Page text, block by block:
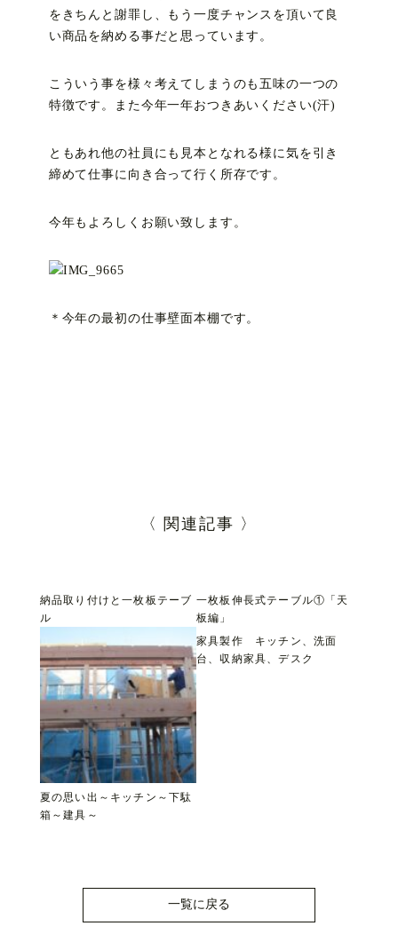
をきちんと謝罪し、もう一度チャンスを頂いて良
い商品を納める事だと思っています。
こういう事を様々考えてしまうのも五味の一つの
特徴です。また今年一年おつきあいください(汗)
ともあれ他の社員にも見本となれる様に気を引き
締めて仕事に向き合って行く所存です。
今年もよろしくお願い致します。
＊今年の最初の仕事壁面本棚です。
〈 関連記事 〉
納品取り付けと一枚板テーブ
ル
一枚板伸長式テーブル①「天
板編」
夏の思い出～キッチン～下駄
箱～建具～
家具製作 キッチン、洗面
台、収納家具、デスク
一覧に戻る